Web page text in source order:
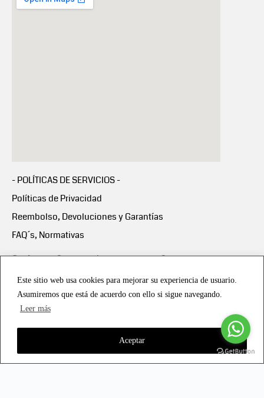
Este sitio web usa cookies para mejorar su experiencia de usuario.
Asumiremos que está de acuerdo con ello si sigue navegando.
Leer más
Aceptar
- POLÍTICAS DE SERVICIOS -
Políticas de Privacidad
Reembolso, Devoluciones y Garantías
FAQ´s, Normativas
Scalapay:Compra ahora y paga en 3 cuotas
Scalapay Política Privacidad
Copyright © 2021 all rights reserved - Vialmotor